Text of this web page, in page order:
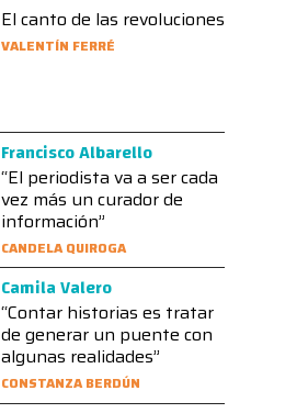
El canto de las revoluciones
VALENTÍN FERRÉ
Francisco Albarello
“El periodista va a ser cada
vez más un curador de
información”
CANDELA QUIROGA
Camila Valero
“Contar historias es tratar
de generar un puente con
algunas realidades”
CONSTANZA BERDÚN